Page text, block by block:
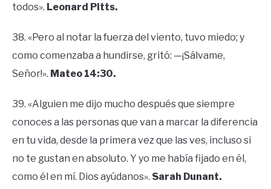
todos». Leonard Pitts.
38. «Pero al notar la fuerza del viento, tuvo miedo; y
como comenzaba a hundirse, gritó: —¡Sálvame,
Señor!». Mateo 14:30.
39. «Alguien me dijo mucho después que siempre
conoces a las personas que van a marcar la diferencia
en tu vida, desde la primera vez que las ves, incluso si
no te gustan en absoluto. Y yo me había fijado en él,
como él en mí. Dios ayúdanos». Sarah Dunant.